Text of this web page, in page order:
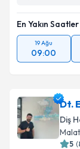
En Yakın Saatler
19 Ağu
09:00
Dt.
Diş
5 (